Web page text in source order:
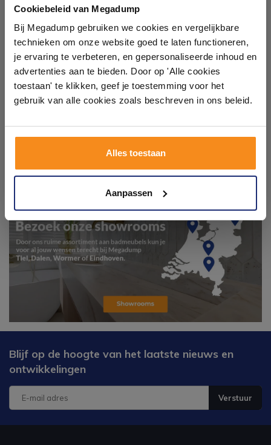
Cookiebeleid van Megadump
Bij Megadump gebruiken we cookies en vergelijkbare
technieken om onze website goed te laten functioneren,
je ervaring te verbeteren, en gepersonaliseerde inhoud en
advertenties aan te bieden. Door op 'Alle cookies
toestaan' te klikken, geef je toestemming voor het
gebruik van alle cookies zoals beschreven in ons beleid.
Alles toestaan
Aanpassen
Blijf op de hoogte van het laatste nieuws en
ontwikkelingen
Verstuur
badkamers in onze 1000 m²
showroom
Laat je inspireren door 21 volledig ingerichte
badkameropstellingen – van compact tot luxe. Onze
ervaren adviseurs helpen je persoonlijk, en je vindt
tegels & sanitair direct uit voorraad. Gratis parkeren
op eigen terrein.
Kom langs en ervaar zelf het verschil!